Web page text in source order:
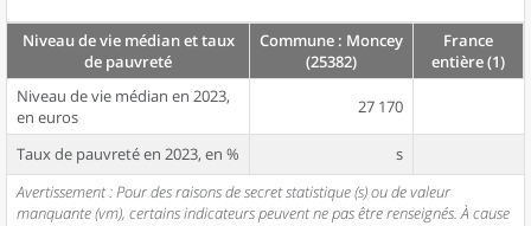
Niveau de vie médian et taux
de pauvreté
Commune : Moncey
(25382)
France
entière (1)
Niveau de vie médian en 2023,
en euros
27 170
Taux de pauvreté en 2023, en %
s
Avertissement : Pour des raisons de secret statistique (s) ou de valeur
manquante (vm), certains indicateurs peuvent ne pas être renseignés. À cause